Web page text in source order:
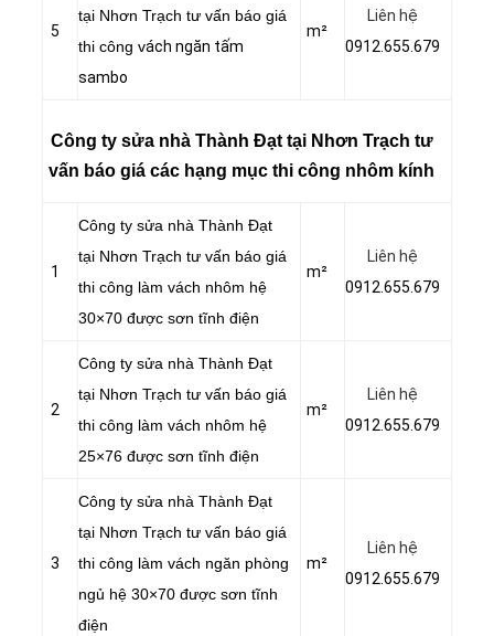
5
tại Nhơn Trạch tư vấn báo giá
thi công vách ngăn tấm
sambo
m²
Liên hệ
0912.655.679
Công ty sửa nhà Thành Đạt tại Nhơn Trạch tư
vấn báo giá các hạng mục thi công nhôm kính
1
Công ty sửa nhà Thành Đạt
tại Nhơn Trạch tư vấn báo giá
thi công làm vách nhôm hệ
30×70 được sơn tĩnh điện
m²
Liên hệ
0912.655.679
2
Công ty sửa nhà Thành Đạt
tại Nhơn Trạch tư vấn báo giá
thi công làm vách nhôm hệ
25×76 được sơn tĩnh điện
m²
Liên hệ
0912.655.679
3
Công ty sửa nhà Thành Đạt
tại Nhơn Trạch tư vấn báo giá
thi công làm vách ngăn phòng
ngủ hệ 30×70 được sơn tĩnh
điện
m²
Liên hệ
0912.655.679